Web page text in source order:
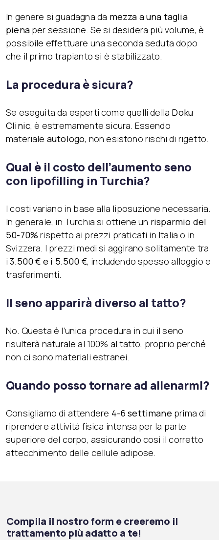
In genere si guadagna da mezza a una taglia
pienaper sessione. Se si desidera più volume, è
possibile effettuare una seconda seduta dopo
che il primo trapianto si è stabilizzato.
La procedura è sicura?
Se eseguita da esperti come quelli della Doku
Clinic, è estremamente sicura. Essendo
materiale autologo, non esistono rischi di rigetto.
Qual è il costo dell’aumento seno
con lipofilling in Turchia?
I costi variano in base alla liposuzione necessaria.
In generale, in Turchia si ottiene un risparmio del
50-70% rispetto ai prezzi praticati in Italia o in
Svizzera. I prezzi medi si aggirano solitamente tra
i3.500 € e i 5.500 €, includendo spesso alloggio e
trasferimenti.
Il seno apparirà diverso al tatto?
No. Questa è l’unica procedura in cui il seno
risulterà naturale al 100% al tatto, proprio perché
non ci sono materiali estranei.
Quando posso tornare ad allenarmi?
Consigliamo di attendere 4-6 settimane prima di
riprendere attività fisica intensa per la parte
superiore del corpo, assicurando così il corretto
attecchimento delle cellule adipose.
Compila il nostro form e creeremo il
trattamento più adatto a te!